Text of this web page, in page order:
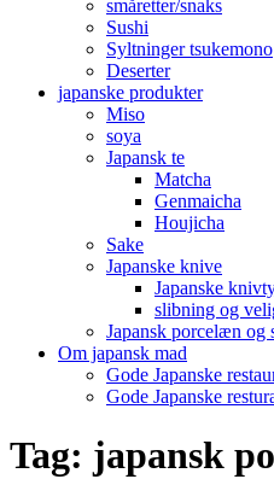
småretter/snaks
Sushi
Syltninger tsukemono
Deserter
japanske produkter
Miso
soya
Japansk te
Matcha
Genmaicha
Houjicha
Sake
Japanske knive
Japanske
slibning og
Japansk porcelæn og
Om japansk mad
Gode Japanske
Gode Japanske
Tag: japansk